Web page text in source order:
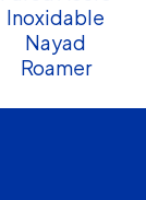
Inoxidable
Nayad
Roamer